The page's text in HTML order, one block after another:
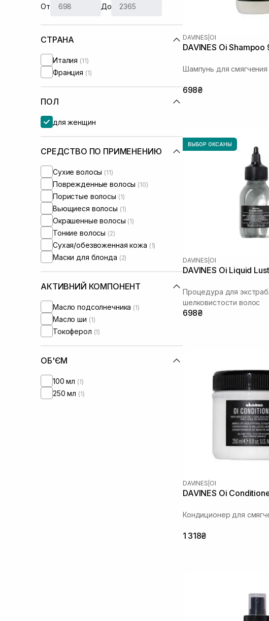
От До
СТРАНА
Италия (11)
Франция (1)
ПОЛ
для женщин
СРЕДСТВО ПО ПРИМЕНЕНИЮ
Сухие волосы (11)
Поврежденные волосы (10)
Пористые волосы (1)
Вьющиеся волосы (1)
Окрашенные волосы (1)
Тонкие волосы (2)
Сухая/обезвоженная кожа (1)
Маски для блонда (2)
АКТИВНИЙ КОМПОНЕНТ
Масло подсолнечника (1)
Масло ши (1)
Токоферол (1)
ОБ'ЄМ
100 мл (1)
250 мл (1)
DAVINES OI
DAVINES Oi Shampoo
Шампунь для смягчения
698₴
ВЫБОР ОКСАНЫ
DAVINES OI
DAVINES Oi Liquid
Процедура для
шелковистости волос
698₴
DAVINES OI
DAVINES Oi
Кондиционер для
1 318₴